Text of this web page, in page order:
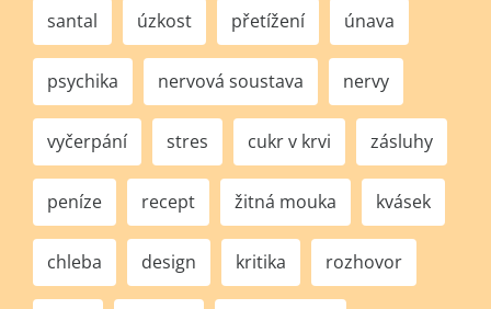
santal úzkost přetížení únava
psychika nervová soustava nervy
vyčerpání stres cukr v krvi zásluhy
peníze recept žitná mouka kvásek
chleba design kritika rozhovor